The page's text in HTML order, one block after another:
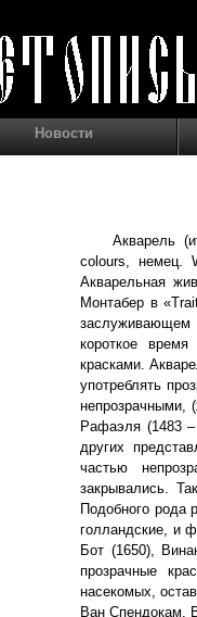
Новости
Акварель
colours, немец.
Акварельная
Монтабер в
заслуживающем
короткое
красками.
употреблять
непрозрачными,
Рафаэля (1483
других
частью
закрывались.
Подобного рода
голландские, и
Бот (1650),
прозрачные
насекомых,
Ван Спендокам,